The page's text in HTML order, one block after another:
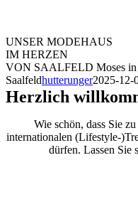
UNSER MODEHAUS
IM HERZEN
VON SAALFELD Moses
Saalfeldhutterunger2025-12-
Herzlich
Wie schön, dass Sie
internationalen (Lifestyle-
dürfen. Lassen Sie